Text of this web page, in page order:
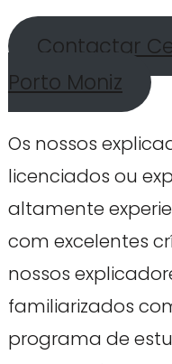
Contactar
Porto Moniz
Os nossos
licenciados ou
altamente
com excelentes
nossos
familiarizados
programa de